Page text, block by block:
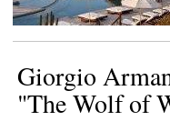
Giorgio
"The Wolf of